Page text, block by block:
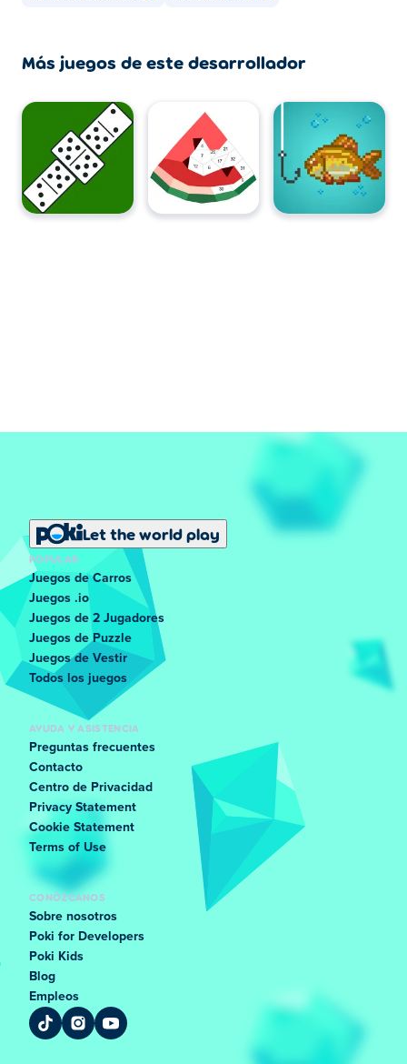
Más juegos de este desarrollador
Let the world play
POPULAR
Juegos de Carros
Juegos .io
Juegos de 2 Jugadores
Juegos de Puzzle
Juegos de Vestir
Todos los juegos
AYUDA Y ASISTENCIA
Preguntas frecuentes
Contacto
Centro de Privacidad
Privacy Statement
Cookie Statement
Terms of Use
CONÓZCANOS
Sobre nosotros
Poki for Developers
Poki Kids
Blog
Empleos